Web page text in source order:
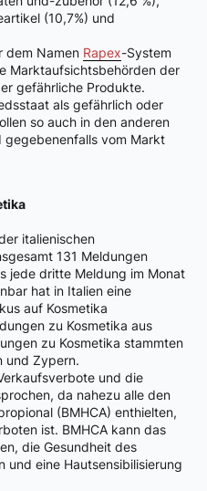
(10,7%) und
dem Namen Rapex-System
Marktaufsichtsbehörden der
gefährliche Produkte.
als gefährlich oder
so auch in den anderen
vom Markt
italienischen
131 Meldungen
jede dritte Meldung im Monat
hat in Italien eine
auf Kosmetika
zu Kosmetika aus
zu Kosmetika stammten
und Zypern.
und die
da nahezu alle den
(BMHCA) enthielten,
ist. BMHCA kann das
die Gesundheit des
und eine Hautsensibilisierung